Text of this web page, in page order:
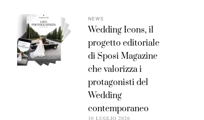
NEWS
Wedding Icons, il
progetto editoriale
di Sposi Magazine
che valorizza i
protagonisti del
Wedding
contemporaneo
30 LUGLIO 2026